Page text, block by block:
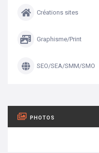
Créations sites
Graphisme/Print
SEO/SEA/SMM/SMO
PHOTOS